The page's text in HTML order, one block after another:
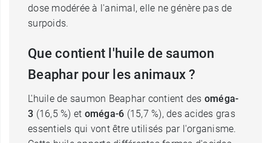
dose modérée à l'animal, elle ne génère pas de
surpoids.
Que contient l'huile de saumon
Beaphar pour les animaux ?
L'huile de saumon Beaphar contient des oméga-
3 (16,5 %) et oméga-6 (15,7 %), des acides gras
essentiels qui vont être utilisés par l'organisme.